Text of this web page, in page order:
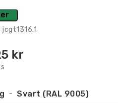
jcgt1316.1
kr
Svart (RAL 9005)